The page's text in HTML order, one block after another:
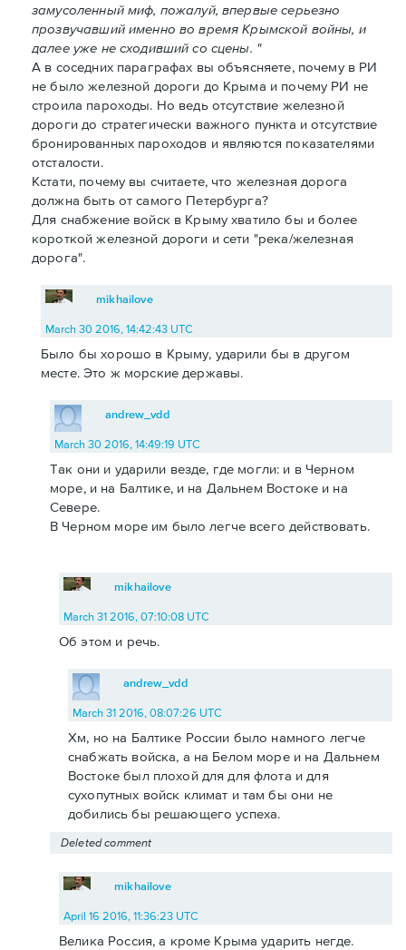
замусоленный миф, пожалуй, впервые серьезно
прозвучавший именно во время Крымской войны, и
далее уже не сходивший со сцены. "
А в соседних параграфах вы объясняете, почему в РИ
не было железной дороги до Крыма и почему РИ не
строила пароходы. Но ведь отсутствие железной
дороги до стратегически важного пункта и отсутствие
бронированных пароходов и являются показателями
отсталости.
Кстати, почему вы считаете, что железная дорога
должна быть от самого Петербурга?
Для снабжение войск в Крыму хватило бы и более
короткой железной дороги и сети "река/железная
дорога".
mikhailove
March 30 2016, 14:42:43 UTC
Было бы хорошо в Крыму, ударили бы в другом
месте. Это ж морские державы.
andrew_vdd
March 30 2016, 14:49:19 UTC
Так они и ударили везде, где могли: и в Черном
море, и на Балтике, и на Дальнем Востоке и на
Севере.
В Черном море им было легче всего действовать.
mikhailove
March 31 2016, 07:10:08 UTC
Об этом и речь.
andrew_vdd
March 31 2016, 08:07:26 UTC
Хм, но на Балтике России было намного легче
снабжать войска, а на Белом море и на Дальнем
Востоке был плохой для для флота и для
сухопутных войск климат и там бы они не
добились бы решающего успеха.
Deleted comment
mikhailove
April 16 2016, 11:36:23 UTC
Велика Россия, а кроме Крыма ударить негде.